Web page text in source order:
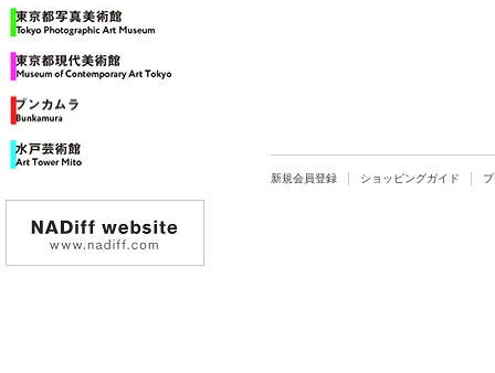
新規会員登録 ショッピングガイド